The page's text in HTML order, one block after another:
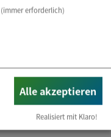
(immer erforderlich)
Alle akzeptieren
Realisiert mit Klaro!